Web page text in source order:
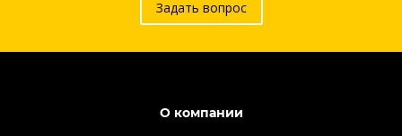
Задать вопрос
О компании